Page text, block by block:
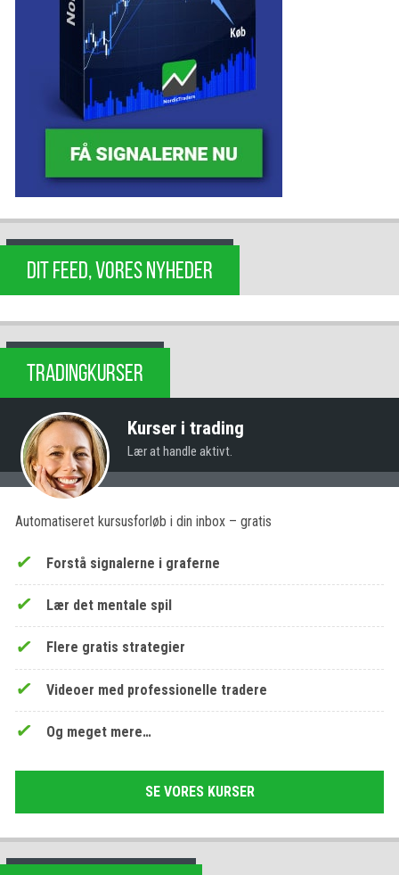
DIT FEED, VORES NYHEDER
TRADINGKURSER
Kurser i trading
Lær at handle aktivt.
Automatiseret kursusforløb i din inbox – gratis
Forstå signalerne i graferne
Lær det mentale spil
Flere gratis strategier
Videoer med professionelle tradere
Og meget mere…
SE VORES KURSER